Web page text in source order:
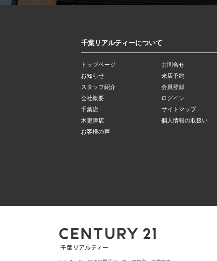
千葉リアルティーについて
トップページ
お知らせ
スタッフ紹介
会社概要
千葉店
木更津店
お客様の声
お問合せ
来店予約
会員登録
ログイン
サイトマップ
個人情報の取扱い